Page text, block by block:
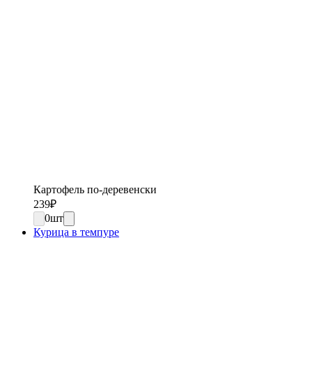
Картофель по-деревенски
239₽
0шт
Курица в темпуре